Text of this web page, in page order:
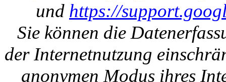
und https://
Sie können die
der Internetnutzung
anonymen Modus ihres